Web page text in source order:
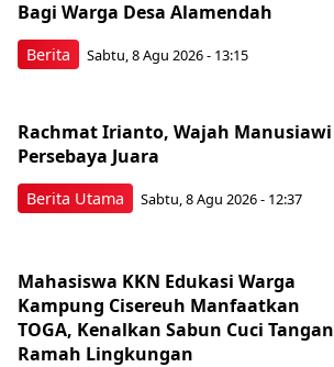
Berita
Bagi Warga Desa Alamendah
Sabtu, 8 Agu 2026 - 13:15
Berita Utama
Rachmat Irianto, Wajah Manusiawi
Persebaya Juara
Sabtu, 8 Agu 2026 - 12:37
Mahasiswa KKN Edukasi Warga
Kampung Cisereuh Manfaatkan
TOGA, Kenalkan Sabun Cuci Tangan
Ramah Lingkungan